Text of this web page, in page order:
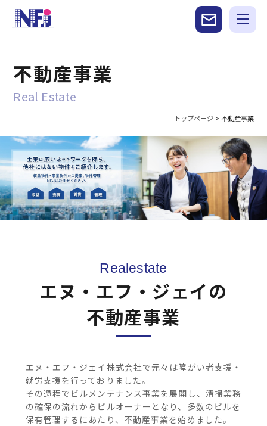
不動産事業
Real Estate
トップページ> 不動産事業
エヌ・エフ・ジェイの
不動産事業
エヌ・エフ・ジェイ株式会社で元々は障がい者支援・
就労支援を行っておりました。
その過程でビルメンテナンス事業を展開し、清掃業務
の確保の流れからビルオーナーとなり、多数のビルを
保有管理するにあたり、不動産事業を始めました。